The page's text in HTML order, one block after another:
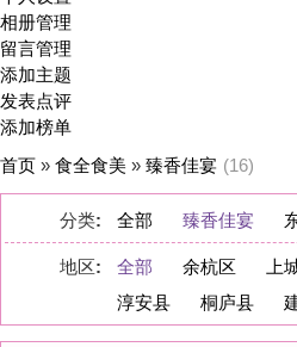
添加主题
发表点评
添加榜单
首页»食全食美
分类
地区: 全部 余杭区 上城区
淳安县
桐庐县 建德市
显示:图文 图片 |数量:10 20 40 |排序:推荐
半冷西溪·私厨宴
感受: 服务:0 环境: